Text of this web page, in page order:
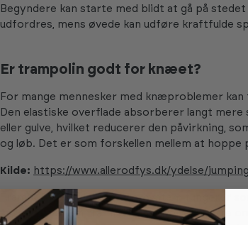
Begyndere kan starte med blidt at gå på
udfordres, mens øvede kan udføre kraftfulde
Er trampolin godt for knæet?
For mange mennesker med knæproblemer
Den elastiske overflade absorberer langt
eller gulve, hvilket reducerer den påvirkning,
og løb. Det er som forskellen mellem at hoppe
Kilde: https://www.allerodfys.dk/ydelse/
Trampolinens dug og fjedersystem fungerer
spreder kraften fra landingen over et større